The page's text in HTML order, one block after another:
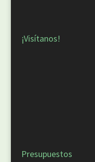
¡Visítanos!
Presupuestos